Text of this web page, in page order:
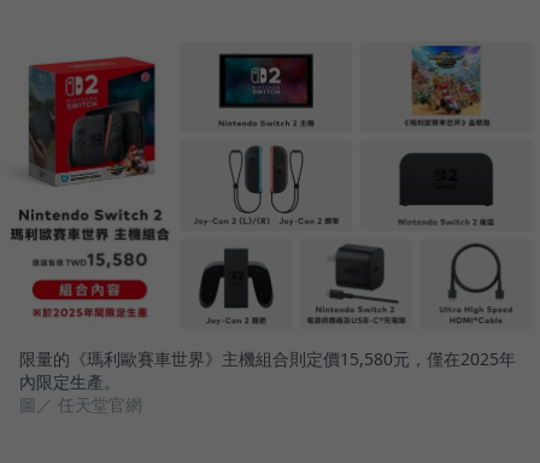
限量的《瑪利歐賽車世界》主機組合則定價15,580元，僅在2025年
內限定生產。
圖／ 任天堂官網